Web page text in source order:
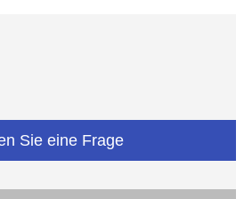
Sie eine Frage